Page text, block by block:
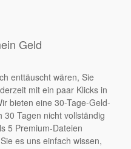
Geld
enttäuscht wären, Sie
mit ein paar Klicks in
bieten eine 30-Tage-Geld-
30 Tagen nicht vollständig
5 Premium-Dateien
es uns einfach wissen,